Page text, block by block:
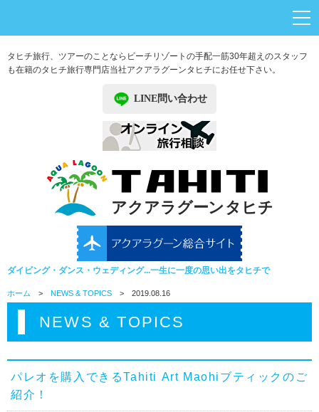
タヒチ旅行、ツアーのことならビーチリゾートの手配一筋30年超えのスタッフ
も在籍のタヒチ旅行専門店当社アクアラグーンタヒチにお任せ下さい。
LINE問い合わせ
ダイビング・ダンス・ウェディング...一生に一度の思い出をタヒチで
ホーム > NEWS & TOPICS > 2019.08.16
NEWS & TOPICS
パレオを購入できるTahiti Art Maohiブティックのご
紹介！